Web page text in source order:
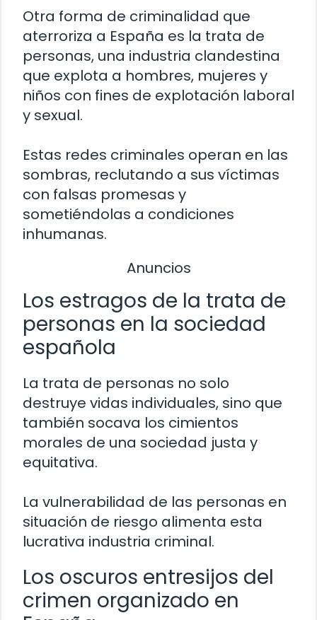
Otra forma de criminalidad que
aterroriza a España es la trata de
personas, una industria clandestina
que explota a hombres, mujeres y
niños con fines de explotación laboral
y sexual.
Estas redes criminales operan en las
sombras, reclutando a sus víctimas
con falsas promesas y
sometiéndolas a condiciones
inhumanas.
Anuncios
Los estragos de la trata de
personas en la sociedad
española
La trata de personas no solo
destruye vidas individuales, sino que
también socava los cimientos
morales de una sociedad justa y
equitativa.
La vulnerabilidad de las personas en
situación de riesgo alimenta esta
lucrativa industria criminal.
Los oscuros entresijos del
crimen organizado en